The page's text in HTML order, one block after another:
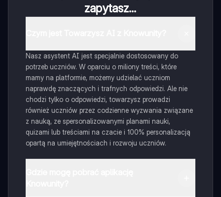
zapytasz...
Nasz asystent AI jest specjalnie dostosowany do
potrzeb uczniów. W oparciu o miliony treści, które
mamy na platformie, możemy udzielać uczniom
naprawdę znaczących i trafnych odpowiedzi. Ale nie
chodzi tylko o odpowiedzi, towarzysz prowadzi
również uczniów przez codzienne wyzwania związane
z nauką, ze spersonalizowanymi planami nauki,
quizami lub treściami na czacie i 100% personalizacją
opartą na umiejętnościach i rozwoju uczniów.